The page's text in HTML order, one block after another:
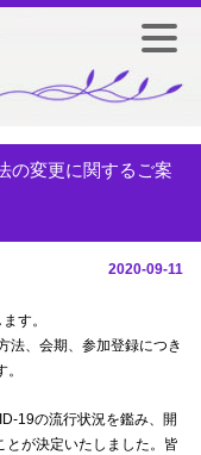
の変更に関するご案
2020-09-11
す。
法、会期、参加登録につき
19の流行状況を鑑み、開
が決定いたしました。皆